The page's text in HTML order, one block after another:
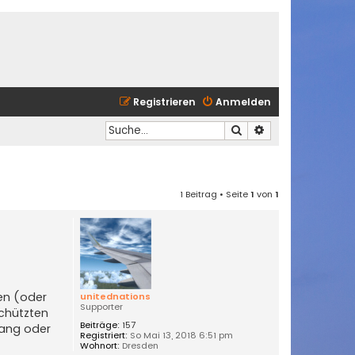
Anmelden
Registrieren
Suche
1 Beitrag • Seite1 von 1
unitednations
Supporter
Beiträge: 157
Registriert: So Mai 13, 2018 6:51 pm
Wohnort: Dresden
(oder
oder